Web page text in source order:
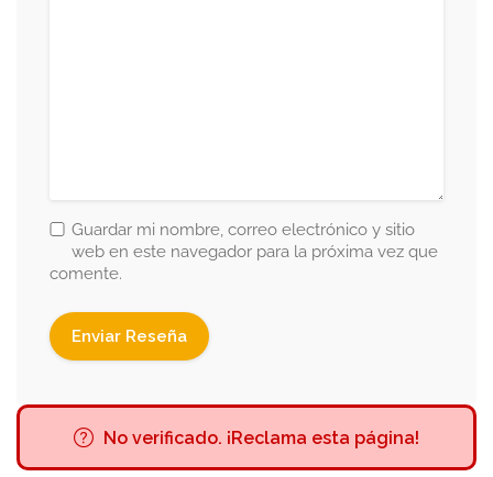
Guardar mi nombre, correo electrónico y sitio
web en este navegador para la próxima vez que
comente.
No verificado. ¡Reclama esta página!